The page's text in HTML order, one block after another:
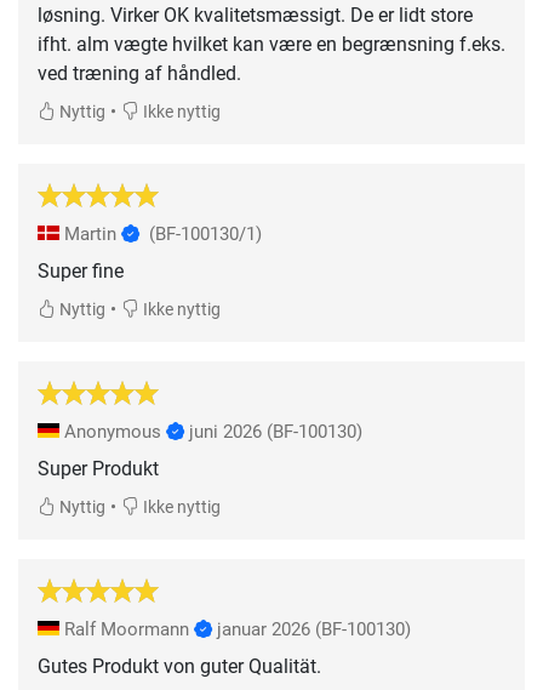
løsning. Virker OK kvalitetsmæssigt. De er lidt store
ifht. alm vægte hvilket kan være en begrænsning f.eks.
ved træning af håndled.
Nyttig • Ikke nyttig
Martin (BF-100130/1)
Super fine
Nyttig • Ikke nyttig
Anonymous juni 2026 (BF-100130)
Super Produkt
Nyttig • Ikke nyttig
Ralf Moormann januar 2026 (BF-100130)
Gutes Produkt von guter Qualität.